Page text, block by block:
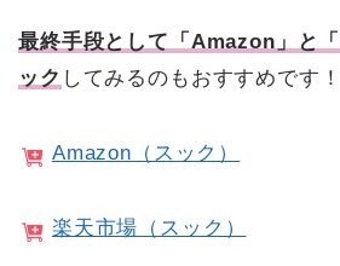
最終手段として「Amazon」と
ック してみるのもおすすめです！
Amazon（スック）
楽天市場（スック）